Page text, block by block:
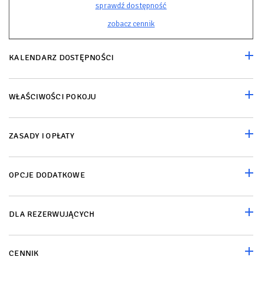
sprawdź dostępność
zobacz cennik
KALENDARZ DOSTĘPNOŚCI
WŁAŚCIWOŚCI POKOJU
ZASADY I OPŁATY
OPCJE DODATKOWE
DLA REZERWUJĄCYCH
CENNIK